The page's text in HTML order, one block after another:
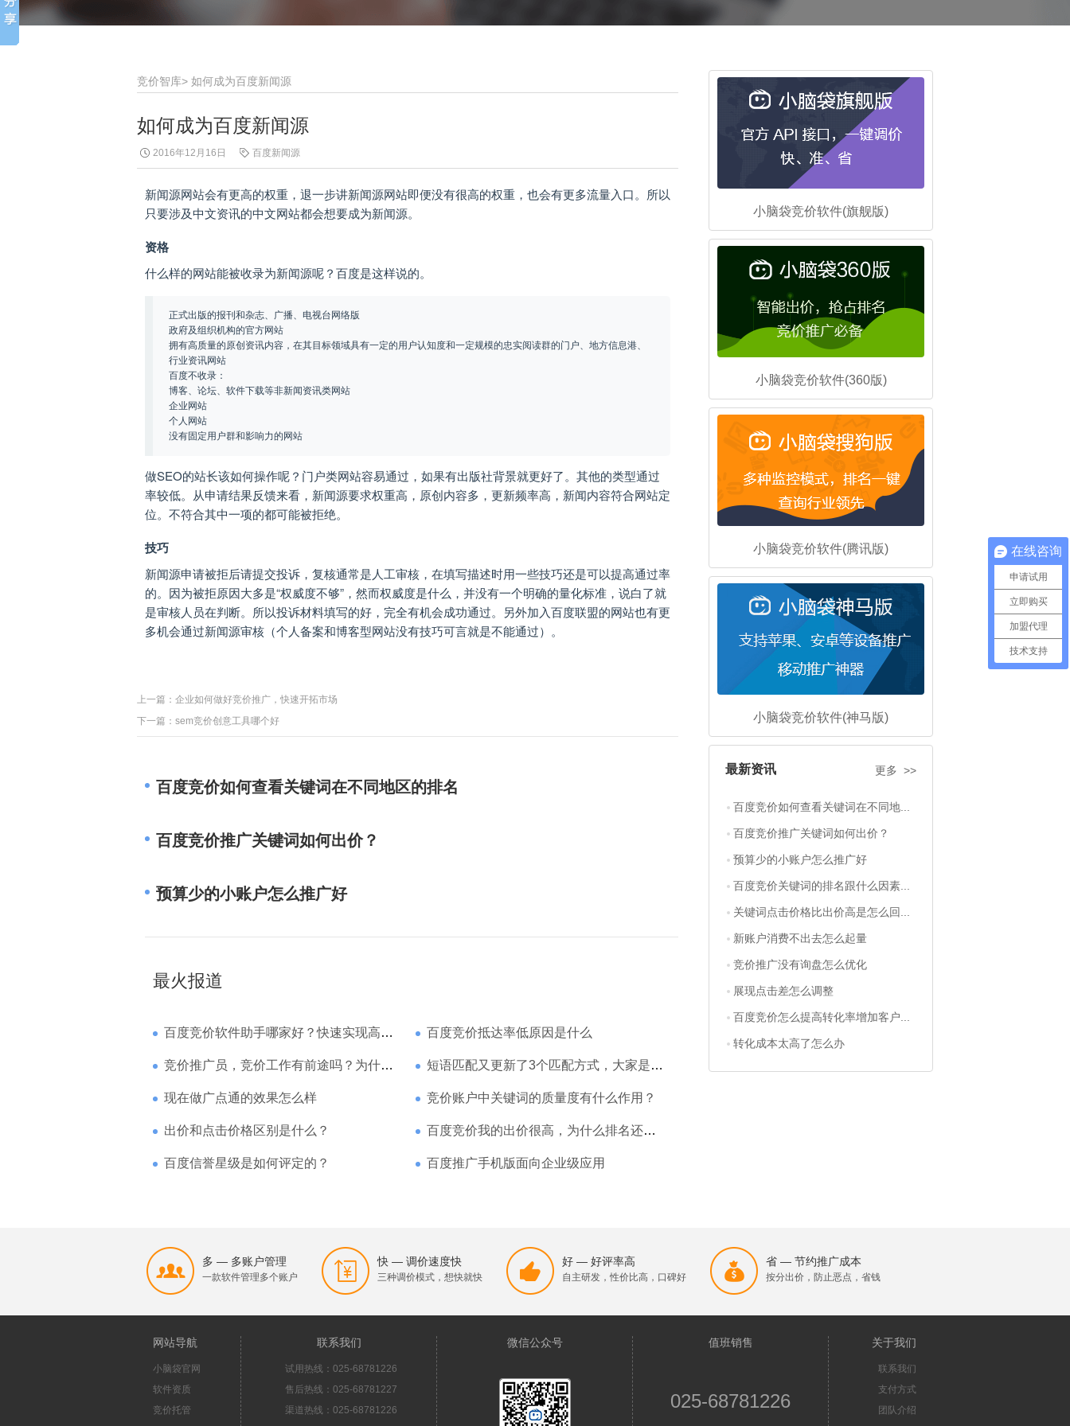
小脑袋竞价软件(旗舰版)
小脑袋竞价软件(360版)
小脑袋竞价软件(腾讯版)
小脑袋竞价软件(神马版)
最新资讯 更多 >>
百度竞价如何查看关键词在不同地...
百度竞价推广关键词如何出价？
预算少的小账户怎么推广好
百度竞价关键词的排名跟什么因素...
关键词点击价格比出价高是怎么回...
新账户消费不出去怎么起量
竞价推广没有询盘怎么优化
展现点击差怎么调整
百度竞价怎么提高转化率增加客户...
转化成本太高了怎么办
竞价智库> 如何成为百度新闻源
如何成为百度新闻源
2016年12月16日 百度新闻源
新闻源网站会有更高的权重，退一步讲新闻源网站即便没有很高的权重，也会有更多流量入口。所以
只要涉及中文资讯的中文网站都会想要成为新闻源。
资格
什么样的网站能被收录为新闻源呢？百度是这样说的。
正式出版的报刊和杂志、广播、电视台网络版
政府及组织机构的官方网站
拥有高质量的原创资讯内容，在其目标领域具有一定的用户认知度和一定规模的忠实阅读群的门户、地方信息港、
行业资讯网站
百度不收录：
博客、论坛、软件下载等非新闻资讯类网站
企业网站
个人网站
没有固定用户群和影响力的网站
做SEO的站长该如何操作呢？门户类网站容易通过，如果有出版社背景就更好了。其他的类型通过
率较低。从申请结果反馈来看，新闻源要求权重高，原创内容多，更新频率高，新闻内容符合网站定
位。不符合其中一项的都可能被拒绝。
技巧
新闻源申请被拒后请提交投诉，复核通常是人工审核，在填写描述时用一些技巧还是可以提高通过率
的。因为被拒原因大多是“权威度不够”，然而权威度是什么，并没有一个明确的量化标准，说白了就
是审核人员在判断。所以投诉材料填写的好，完全有机会成功通过。另外加入百度联盟的网站也有更
多机会通过新闻源审核（个人备案和博客型网站没有技巧可言就是不能通过）。
上一篇： 企业如何做好竞价推广，快速开拓市场
下一篇： sem竞价创意工具哪个好
百度竞价如何查看关键词在不同地区的排名
百度竞价推广关键词如何出价？
预算少的小账户怎么推广好
最火报道
百度竞价软件助手哪家好？快速实现高回报哪家强？ 百度竞价抵达率低原因是什么
竞价推广员，竞价工作有前途吗？为什么待遇那么高 短语匹配又更新了3个匹配方式，大家是如何理解的
现在做广点通的效果怎么样 竞价账户中关键词的质量度有什么作用？
出价和点击价格区别是什么？ 百度竞价我的出价很高，为什么排名还是靠后
百度信誉星级是如何评定的？ 百度推广手机版面向企业级应用
多 — 多账户管理
一款软件管理多个账户
快 — 调价速度快
三种调价模式，想快就快
好 — 好评率高
自主研发，性价比高，口碑好
省 — 节约推广成本
按分出价，防止恶点，省钱
网站导航
小脑袋官网
软件资质
竞价托管
联系我们
试用热线：025-68781226
售后热线：025-68781227
渠道热线：025-68781226
微信公众号 值班销售
025-68781226
关于我们
联系我们
支付方式
团队介绍
在线咨询
申请试用
立即购买
加盟代理
技术支持